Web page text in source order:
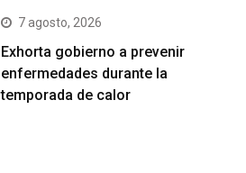
7 agosto, 2026
Exhorta gobierno a prevenir
enfermedades durante la
temporada de calor